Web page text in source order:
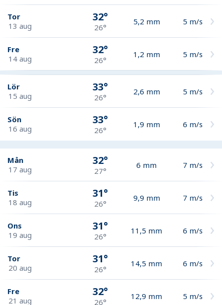
Tor
13 aug
32°
26°
5,2 mm 5 m/s
Fre
14 aug
32°
26°
1,2 mm 5 m/s
Lör
15 aug
33°
26°
2,6 mm 5 m/s
Sön
16 aug
33°
26°
1,9 mm 6 m/s
Mån
17 aug
32°
27°
6 mm 7 m/s
Tis
18 aug
31°
26°
9,9 mm 7 m/s
Ons
19 aug
31°
26°
11,5 mm 6 m/s
Tor
20 aug
31°
26°
14,5 mm 6 m/s
Fre
21 aug
32°
26°
12,9 mm 5 m/s